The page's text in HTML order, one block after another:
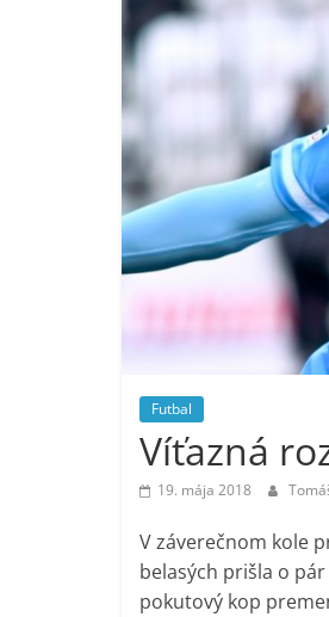
Futbal
Víťazná
19. mája 2018
V záverečnom kole
belasých prišla o
pokutový kop